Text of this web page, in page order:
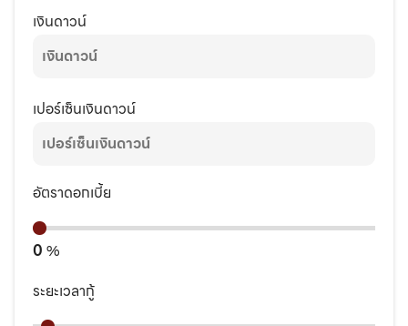
เงินดาวน์
เปอร์เซ็นเงินดาวน์
อัตราดอกเบี้ย
0 %
ระยะเวลากู้